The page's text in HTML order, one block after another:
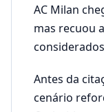
AC Milan
mas recuou
Antes da
cenário